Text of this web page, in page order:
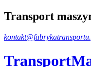
Transport